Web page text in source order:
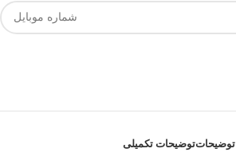
توضیحاتتوضیحات تکمیلی